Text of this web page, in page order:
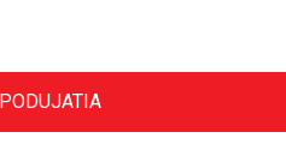
PODUJATIA